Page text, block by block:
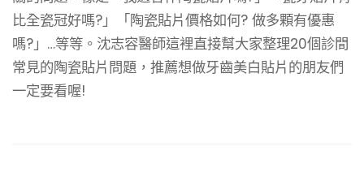
比全瓷冠好嗎?」「陶瓷貼片價格如何? 做多顆有優惠
嗎?」…等等。沈志容醫師這裡直接幫大家整理20個診間
常見的陶瓷貼片問題，推薦想做牙齒美白貼片的朋友們
一定要看喔!